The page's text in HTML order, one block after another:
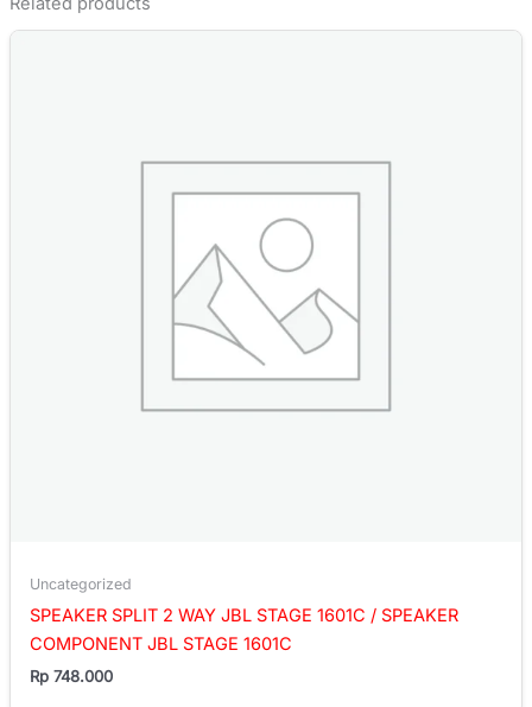
Uncategorized
SPEAKER SPLIT 2 WAY JBL STAGE 1601C / SPEAKER
COMPONENT JBL STAGE 1601C
Rp 748.000